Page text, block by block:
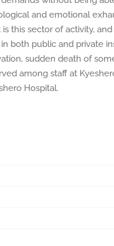
and emotional
this sector of activity,
both public and private
sudden death of
among staff at
Hospital.